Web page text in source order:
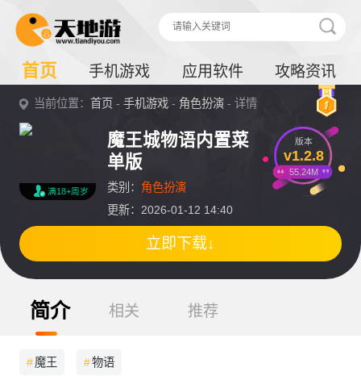
首页 手机游戏 应用软件 攻略资讯
当前位置：首页 -手机游戏 - 角色扮演 - 详情
满18+周岁
魔王城物语内置菜
单版
类别： 角色扮演
更新：2026-01-12 14:40
版本
v1.2.8
55.24M
立即下载↓
简介 相关 推荐
#魔王 #物语